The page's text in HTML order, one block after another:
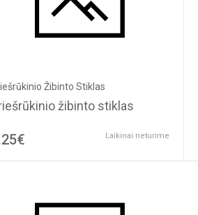
Žibinto Stiklas
žibinto stiklas
Laikinai neturime